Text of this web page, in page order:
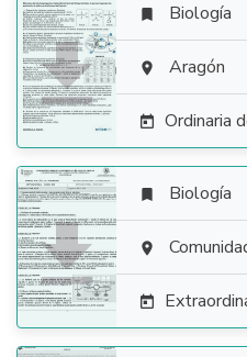

 Biología
 Aragón
 Ordinaria

 Biología

